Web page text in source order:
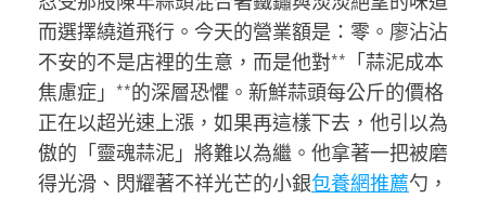
而選擇繞道飛行。今天的營業額是：零。廖沾沾
不安的不是店裡的生意，而是他對**「蒜泥成本
焦慮症」**的深層恐懼。新鮮蒜頭每公斤的價格
正在以超光速上漲，如果再這樣下去，他引以為
傲的「靈魂蒜泥」將難以為繼。他拿著一把被磨
得光滑、閃耀著不祥光芒的小銀包養網推薦勺，